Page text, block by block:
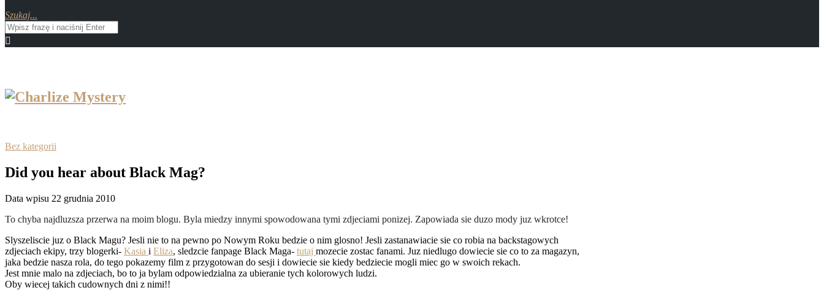
Szukaj...
Bez kategorii
Did you hear about Black Mag?
Data wpisu 22 grudnia 2010
To chyba najdluzsza przerwa na moim blogu. Byla miedzy innymi spowodowana tymi zdjeciami ponizej. Zapowiada sie duzo mody juz wkrotce!
Slyszeliscie juz o Black Magu? Jesli nie to na pewno po Nowym Roku bedzie o nim glosno! Jesli zastanawiacie sie co robia na backstagowych
zdjeciach ekipy, trzy blogerki- Kasia i Eliza, sledzcie fanpage Black Maga- tutaj mozecie zostac fanami. Juz niedlugo dowiecie sie co to za magazyn,
jaka bedzie nasza rola, do tego pokazemy film z przygotowan do sesji i dowiecie sie kiedy bedziecie mogli miec go w swoich rekach.
Jest mnie malo na zdjeciach, bo to ja bylam odpowiedzialna za ubieranie tych kolorowych ludzi.
Oby wiecej takich cudownych dni z nimi!!